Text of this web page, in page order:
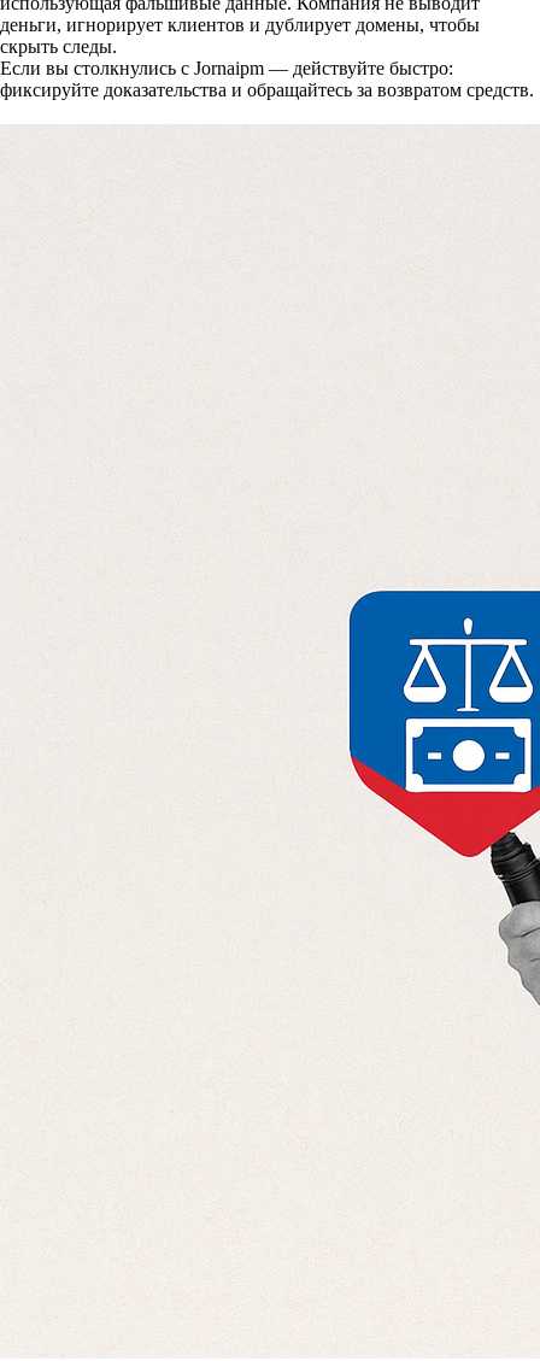
средств
Форма для пострадавших инвесторов
Политикой
деньги, игнорирует клиентов и дублирует домены, чтобы
скрыть следы.
Если вы столкнулись с Jornaipm — действуйте быстро:
фиксируйте доказательства и обращайтесь за возвратом средств.